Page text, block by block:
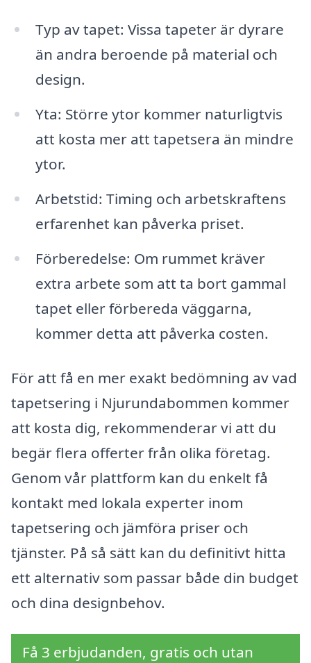
Typ av tapet: Vissa tapeter är dyrare
än andra beroende på material och
design.
Yta: Större ytor kommer naturligtvis
att kosta mer att tapetsera än mindre
ytor.
Arbetstid: Timing och arbetskraftens
erfarenhet kan påverka priset.
Förberedelse: Om rummet kräver
extra arbete som att ta bort gammal
tapet eller förbereda väggarna,
kommer detta att påverka costen.
För att få en mer exakt bedömning av vad
tapetsering i Njurundabommen kommer
att kosta dig, rekommenderar vi att du
begär flera offerter från olika företag.
Genom vår plattform kan du enkelt få
kontakt med lokala experter inom
tapetsering och jämföra priser och
tjänster. På så sätt kan du definitivt hitta
ett alternativ som passar både din budget
och dina designbehov.
Få 3 erbjudanden, gratis och utan